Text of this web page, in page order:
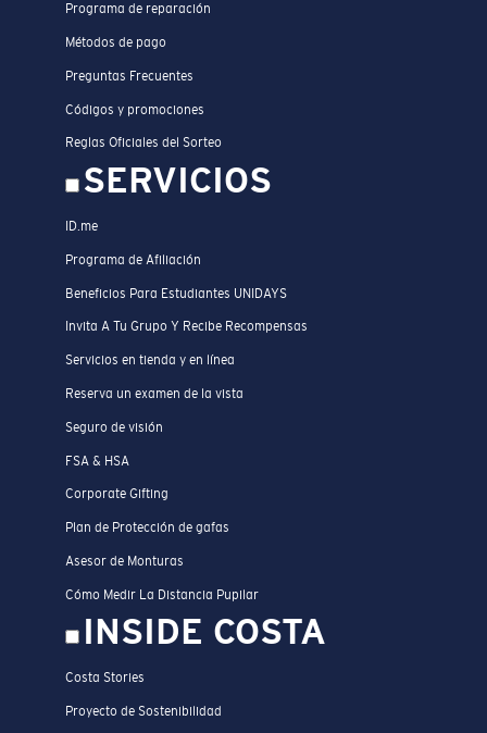
Programa de reparación
Métodos de pago
Preguntas Frecuentes
Códigos y promociones
Reglas Oficiales del Sorteo
SERVICIOS
ID.me
Programa de Afiliación
Beneficios Para Estudiantes UNIDAYS
Invita A Tu Grupo Y Recibe Recompensas
Servicios en tienda y en línea
Reserva un examen de la vista
Seguro de visión
FSA & HSA
Corporate Gifting
Plan de Protección de gafas
Asesor de Monturas
Cómo Medir La Distancia Pupilar
INSIDE COSTA
Costa Stories
Proyecto de Sostenibilidad